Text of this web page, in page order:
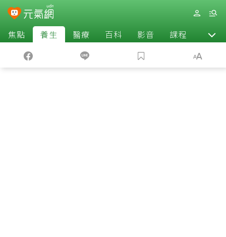
焦點 養生 醫療 百科 影音 課程 退休